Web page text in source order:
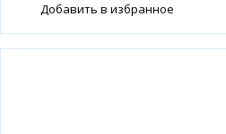
Добавить в избранное